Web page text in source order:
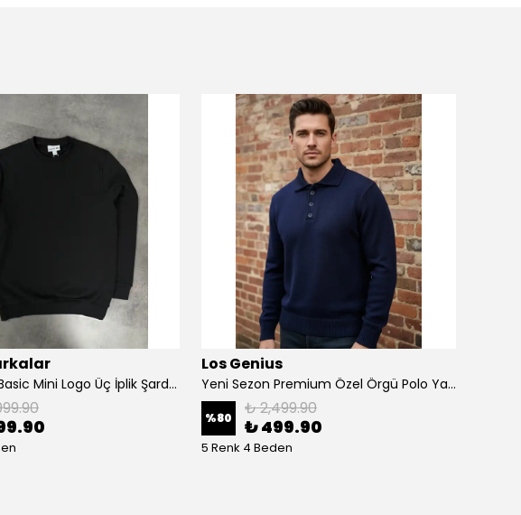
Yeni Sezon Basic Mini Logo Üç İplik Şardonsuz Sweatshirt
Los Genius
Yeni Sezon Premium Özel Örgü Polo Yaka Triko Kazak
%80 ₺ 2,499.90
₺ 499.90
5 Renk 4 Beden